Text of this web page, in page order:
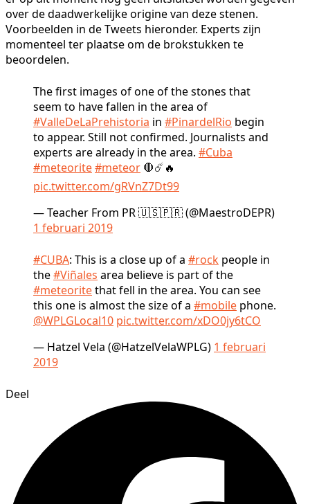
over de daadwerkelijke origine van deze stenen.
Voorbeelden in de Tweets hieronder. Experts zijn
momenteel ter plaatse om de brokstukken te
beoordelen.
The first images of one of the stones that
seem to have fallen in the area of ​​
#ValleDeLaPrehistoria in #PinardelRio begin
to appear. Still not confirmed. Journalists and
experts are already in the area. #Cuba
#meteorite#meteor 🛑☄️🔥
pic.twitter.com/gRVnZ7Dt99
— Teacher From PR 🇺🇸🇵🇷 (@MaestroDEPR)
1 februari 2019
#CUBA: This is a close up of a #rock people in
the#Viñales area believe is part of the
#meteoritethat fell in the area. You can see
this one is almost the size of a #mobile phone.
@WPLGLocal10 pic.twitter.com/xDO0jy6tCO
— Hatzel Vela (@HatzelVelaWPLG) 1 februari
2019
Deel